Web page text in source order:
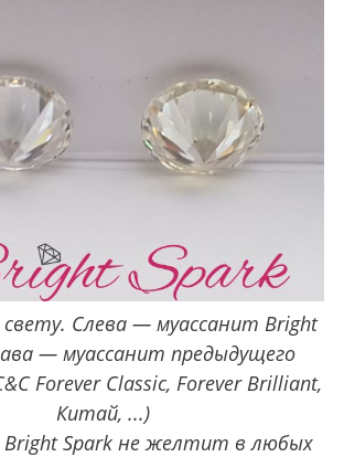
Слева — муассанит Bright
— муассанит предыдущего
Forever Classic, Forever Brilliant,
Китай, ...)
Spark не желтит в любых